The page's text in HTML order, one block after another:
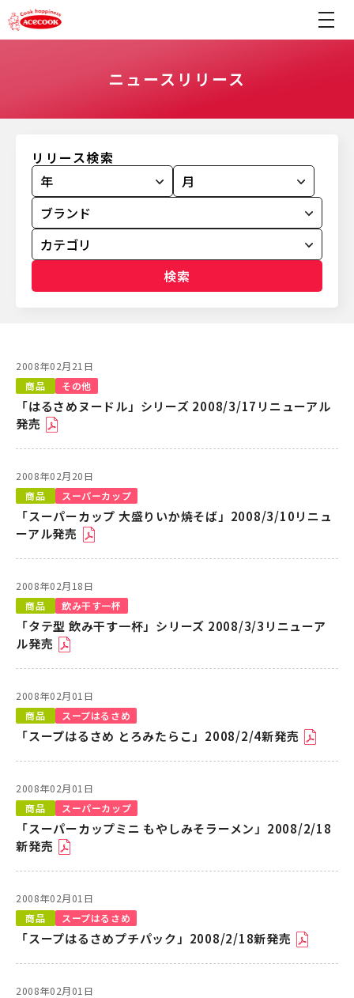
ニュースリリース
リリース検索
検索
2008年02月21日
商品
その他
「はるさめヌードル」シリーズ 2008/3/17リニューアル
発売
2008年02月20日
商品
スーパーカップ
「スーパーカップ 大盛りいか焼そば」2008/3/10リニュ
ーアル発売
2008年02月18日
商品
飲み干す一杯
「タテ型 飲み干す一杯」シリーズ 2008/3/3リニューア
ル発売
2008年02月01日
商品
スープはるさめ
「スープはるさめ とろみたらこ」2008/2/4新発売
2008年02月01日
商品
スーパーカップ
「スーパーカップミニ もやしみそラーメン」2008/2/18
新発売
2008年02月01日
商品
スープはるさめ
「スープはるさめプチパック」2008/2/18新発売
2008年02月01日